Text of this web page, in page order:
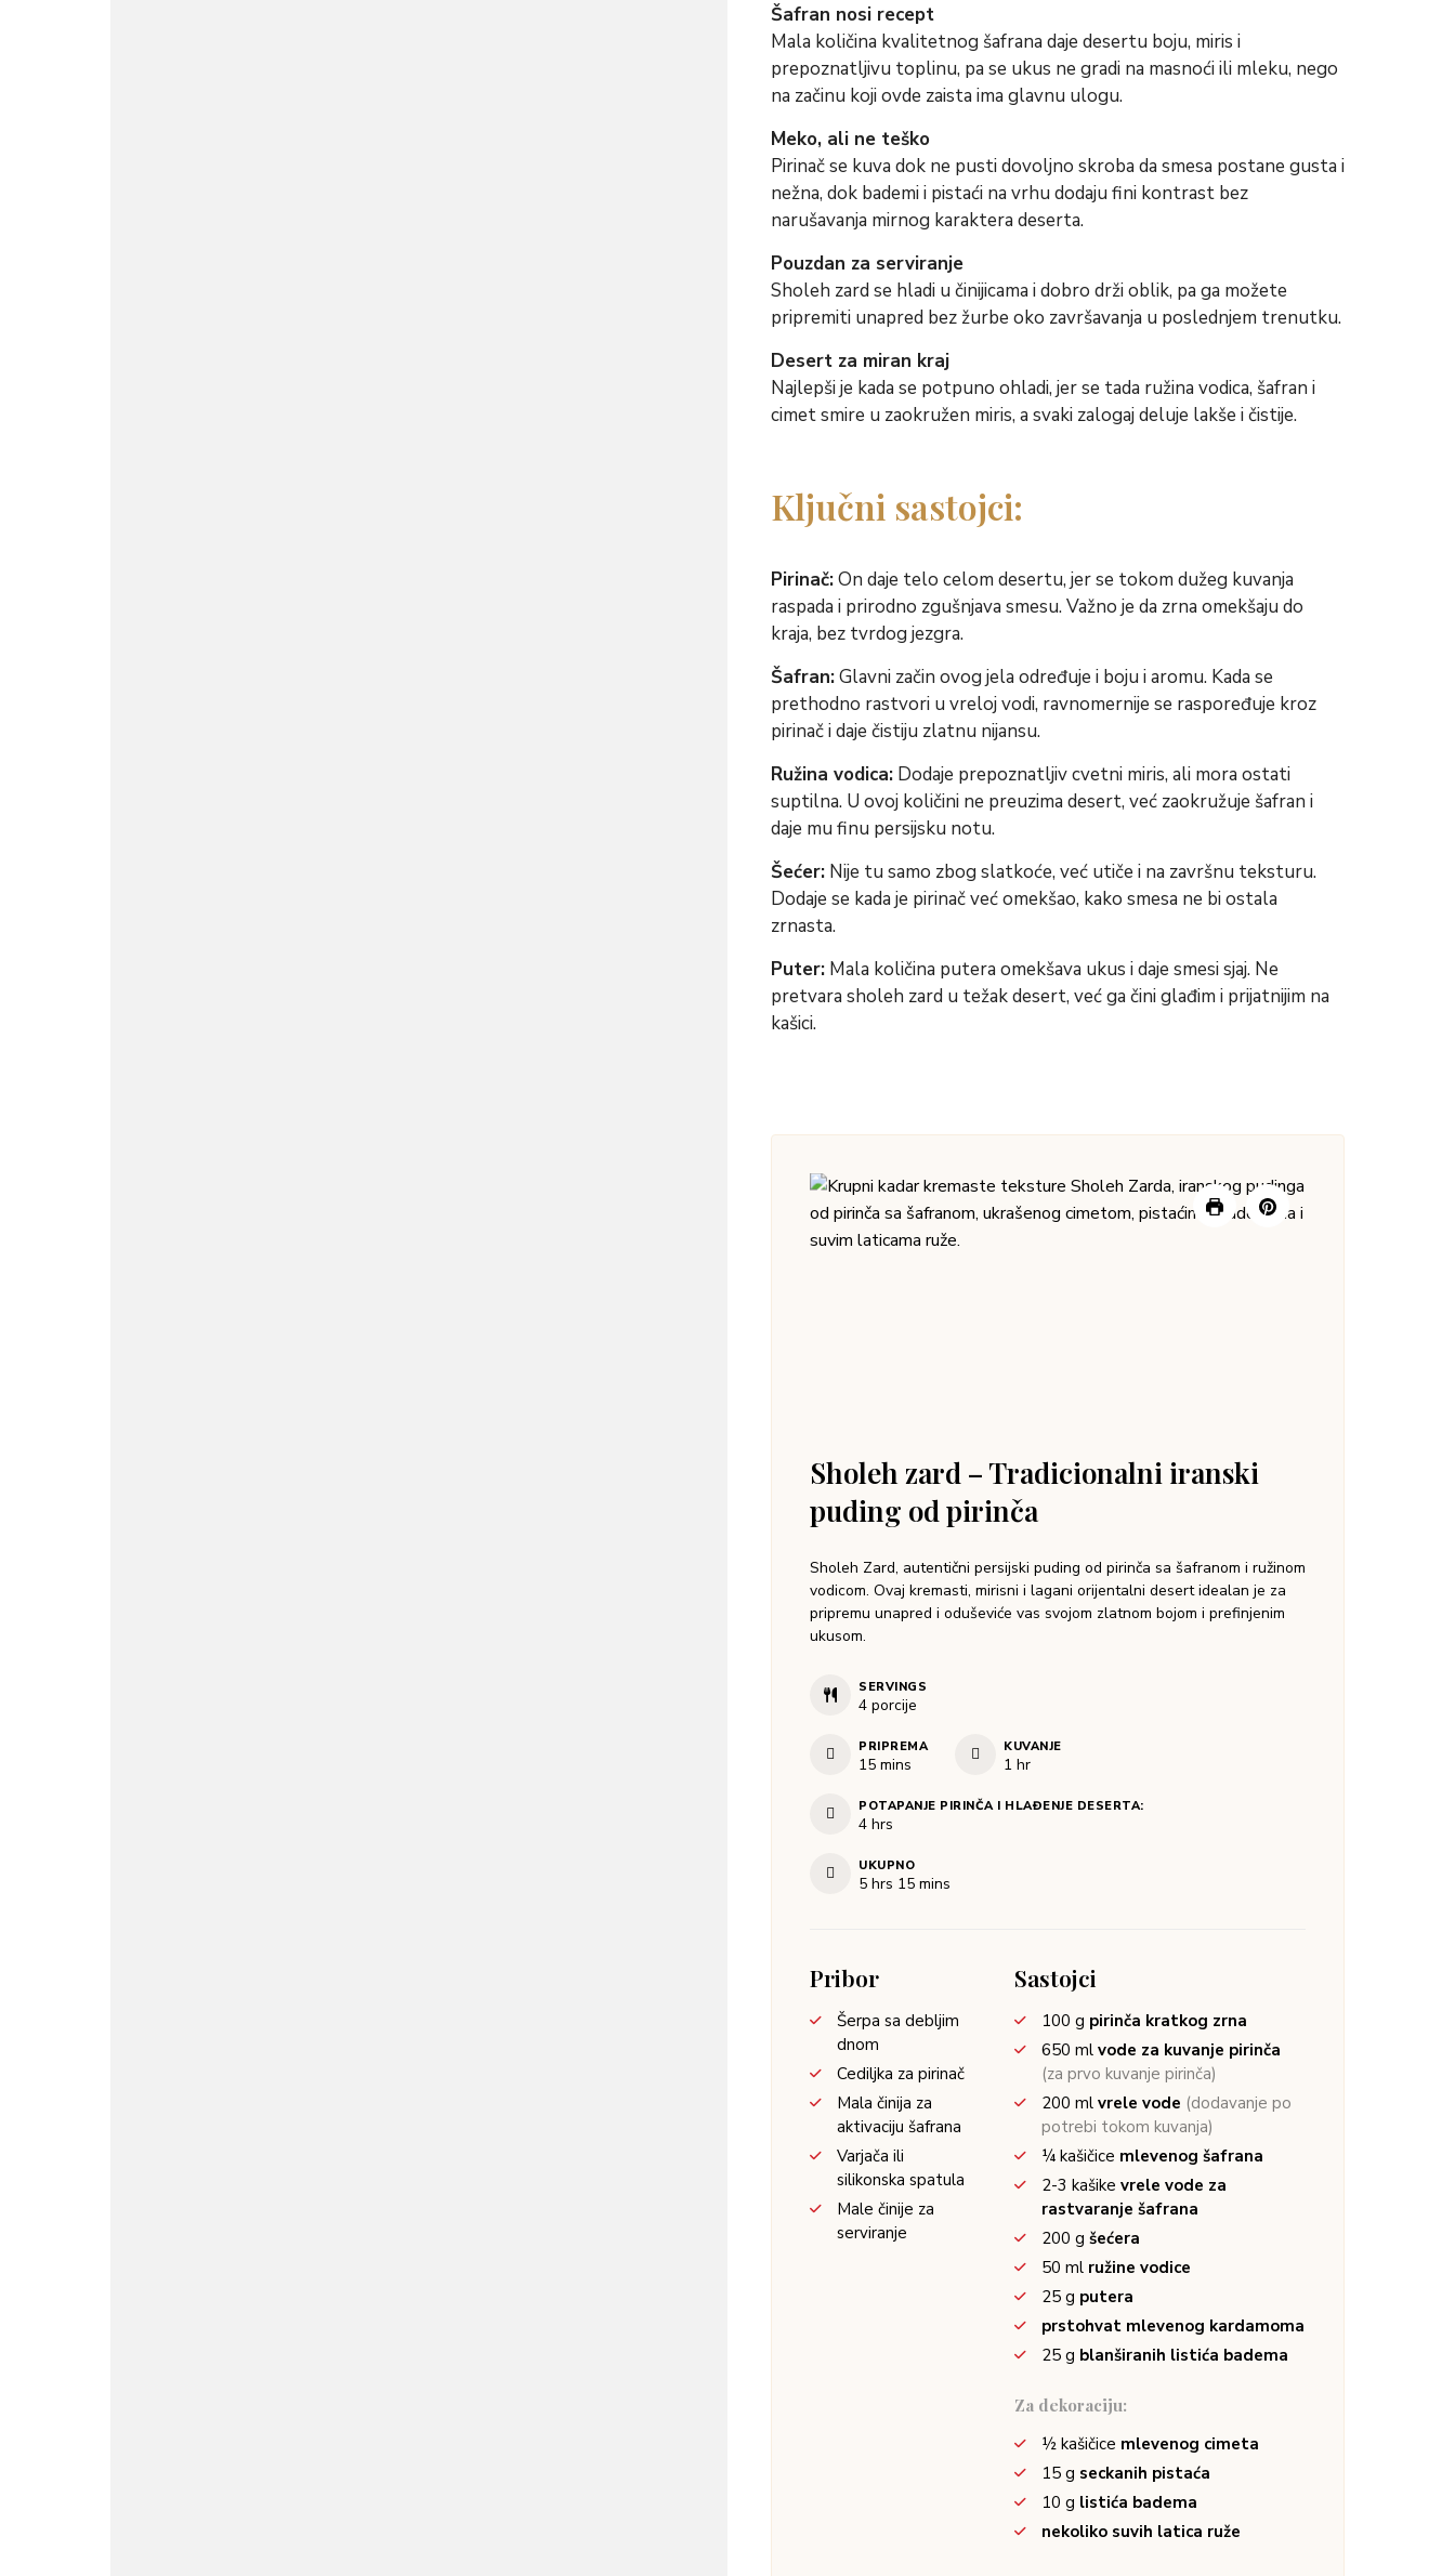
Šafran nosi recept
Mala količina kvalitetnog šafrana daje desertu boju, miris i
prepoznatljivu toplinu, pa se ukus ne gradi na masnoći ili mleku, nego
na začinu koji ovde zaista ima glavnu ulogu.
Meko, ali ne teško
Pirinač se kuva dok ne pusti dovoljno skroba da smesa postane gusta i
nežna, dok bademi i pistaći na vrhu dodaju fini kontrast bez
narušavanja mirnog karaktera deserta.
Pouzdan za serviranje
Sholeh zard se hladi u činijicama i dobro drži oblik, pa ga možete
pripremiti unapred bez žurbe oko završavanja u poslednjem trenutku.
Desert za miran kraj
Najlepši je kada se potpuno ohladi, jer se tada ružina vodica, šafran i
cimet smire u zaokružen miris, a svaki zalogaj deluje lakše i čistije.
Ključni sastojci:
Pirinač:On daje telo celom desertu, jer se tokom dužeg kuvanja
raspada i prirodno zgušnjava smesu. Važno je da zrna omekšaju do
kraja, bez tvrdog jezgra.
Šafran:Glavni začin ovog jela određuje i boju i aromu. Kada se
prethodno rastvori u vreloj vodi, ravnomernije se raspoređuje kroz
pirinač i daje čistiju zlatnu nijansu.
Ružina vodica: Dodaje prepoznatljiv cvetni miris, ali mora ostati
suptilna. U ovoj količini ne preuzima desert, već zaokružuje šafran i
daje mu finu persijsku notu.
Šećer: Nije tu samo zbog slatkoće, već utiče i na završnu teksturu.
Dodaje se kada je pirinač već omekšao, kako smesa ne bi ostala
zrnasta.
Puter: Mala količina putera omekšava ukus i daje smesi sjaj. Ne
pretvara sholeh zard u težak desert, već ga čini glađim i prijatnijim na
kašici.
Sholeh zard – Tradicionalni iranski
puding od pirinča
Sholeh Zard, autentični persijski puding od pirinča sa šafranom i ružinom
vodicom. Ovaj kremasti, mirisni i lagani orijentalni desert idealan je za
pripremu unapred i oduševiće vas svojom zlatnom bojom i prefinjenim
ukusom.
SERVINGS
4 porcije
PRIPREMA
15 mins
KUVANJE
1 hr
POTAPANJE PIRINČA I HLAĐENJE DESERTA:
4 hrs
UKUPNO
5 hrs 15 mins
Pribor
Šerpa sa debljim
dnom
Cediljka za pirinač
Mala činija za
aktivaciju šafrana
Varjača ili
silikonska spatula
Male činije za
serviranje
Sastojci
100 g pirinča kratkog zrna
650 ml vode za kuvanje pirinča
(za prvo kuvanje pirinča)
200 ml vrele vode (dodavanje po
potrebi tokom kuvanja)
¼ kašičice mlevenog šafrana
2-3 kašike vrele vode za
rastvaranje šafrana
200 g šećera
50 ml ružine vodice
25 g putera
prstohvat mlevenog kardamoma
25 g blanširanih listića badema
Za dekoraciju:
½ kašičice mlevenog cimeta
15 g seckanih pistaća
10 g listića badema
nekoliko suvih latica ruže